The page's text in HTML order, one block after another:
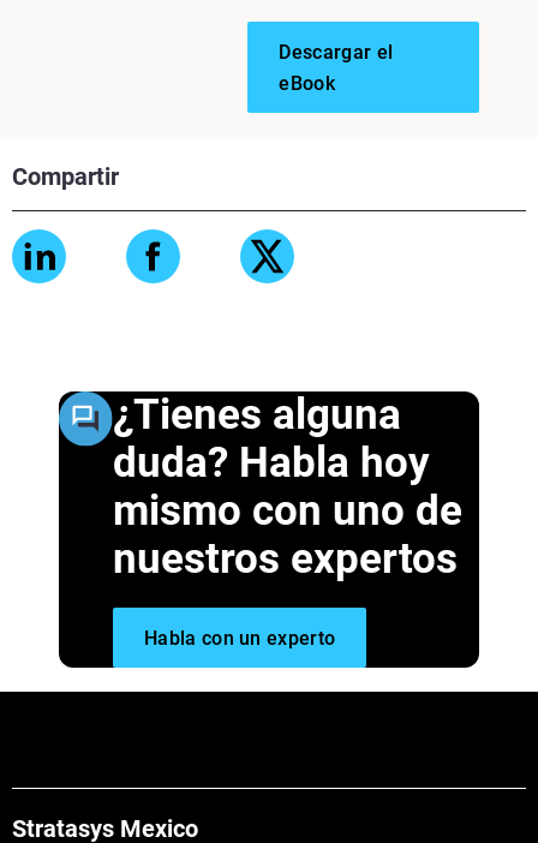
Descargar el
eBook
Compartir
¿Tienes alguna
duda? Habla hoy
mismo con uno de
nuestros expertos
Habla con un experto
Stratasys Mexico